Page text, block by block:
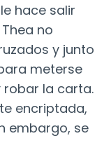
hace salir
no
y junto
meterse
robar la carta.
encriptada,
embargo, se